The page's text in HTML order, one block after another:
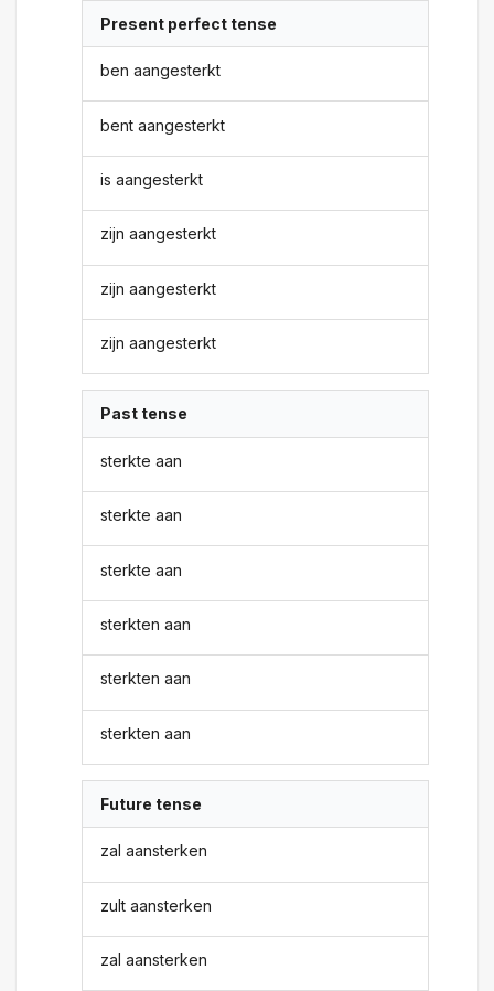
Present perfect tense
ben aangesterkt
bent aangesterkt
is aangesterkt
zijn aangesterkt
zijn aangesterkt
zijn aangesterkt
Past tense
sterkte aan
sterkte aan
sterkte aan
sterkten aan
sterkten aan
sterkten aan
Future tense
zal aansterken
zult aansterken
zal aansterken